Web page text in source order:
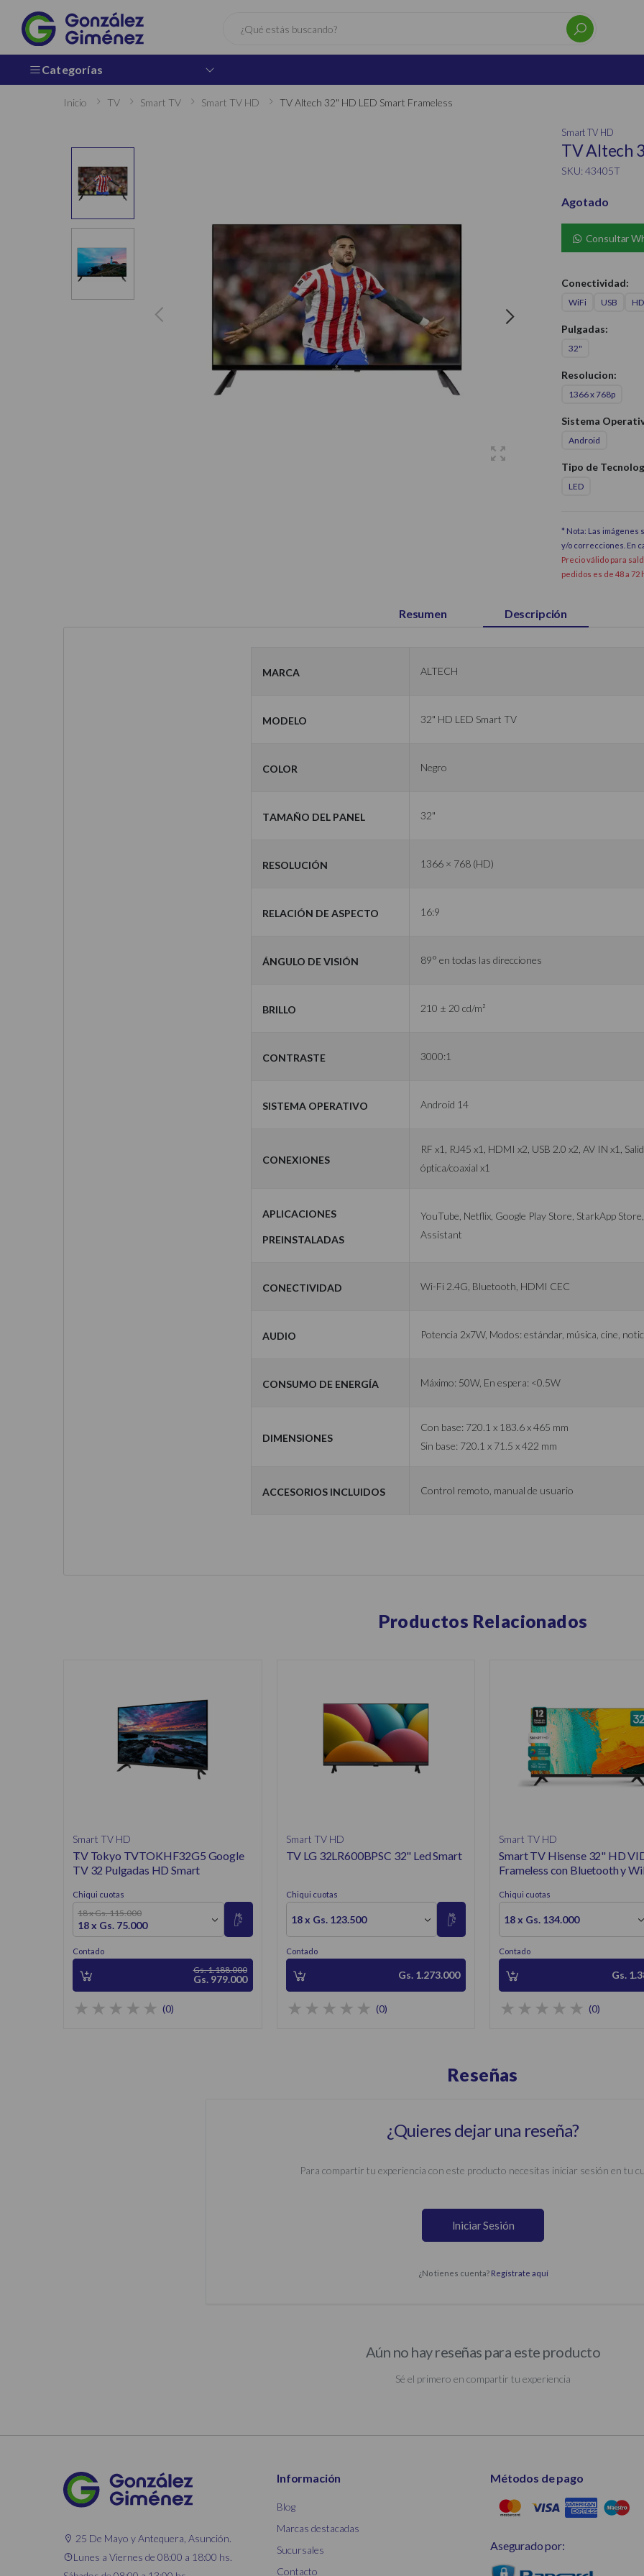
Categorías
Inicio TV Smart TV Smart TV HD TV Altech 32" HD LED Smart Frameless
Smart TV HD
TV Altech
SKU: 43405T
Agotado
Consultar
Conectividad:
WiFi USB
Pulgadas:
32"
Resolucion:
1366 x 768p
Sistema
Android
Tipo de
LED
* Nota: Las
y/o correcciones. En
Precio válido para
pedidos es de 48 a 72
Resumen Descripción
Marca ALTECH
Modelo 32" HD LED Smart TV
Color Negro
Tamaño del Panel 32"
Resolución 1366 × 768 (HD)
Relación de Aspecto 16:9
Ángulo de Visión 89° en todas las direcciones
Brillo 210 ± 20 cd/m²
Contraste 3000:1
Sistema Operativo Android 14
Conexiones
RF x1, RJ45 x1, HDMI x2, USB 2.0 x2, AV IN x1,
óptica/coaxial x1
Aplicaciones
Preinstaladas
YouTube, Netflix, Google Play Store, StarkApp
Assistant
Conectividad Wi-Fi 2.4G, Bluetooth, HDMI CEC
Audio Potencia 2x7W, Modos: estándar, música, cine,
Consumo de Energía Máximo: 50W, En espera: <0.5W
Dimensiones
Con base: 720.1 x 183.6 x 465 mm
Sin base: 720.1 x 71.5 x 422 mm
Accesorios Incluidos Control remoto, manual de usuario
Productos Relacionados
Smart TV HD
TV Tokyo TVTOKHF32G5 Google
TV 32 Pulgadas HD Smart
Chiqui cuotas
18 x Gs. 115.000
18 x Gs. 75.000
Contado
Gs. 1.188.000
Gs. 979.000
(0)
Smart TV HD
TV LG 32LR600BPSC 32" Led Smart
Chiqui cuotas
18 x Gs. 123.500
Contado
Gs. 1.273.000
(0)
Smart TV HD
Smart TV Hisense 32" HD
Frameless con Bluetooth y
Chiqui cuotas
18 x Gs. 134.000
Contado
Gs.
(0)
Reseñas
¿Quieres dejar una reseña?
Para compartir tu experiencia con este producto necesitas iniciar sesión en tu
Iniciar Sesión
¿No tienes cuenta? Regístrate aquí
Aún no hay reseñas para este producto
Sé el primero en compartir tu experiencia
25 De Mayo y Antequera, Asunción.
Lunes a Viernes de 08:00 a 18:00 hs.
Información
Blog
Marcas destacadas
Sucursales
Contacto
Métodos de pago
Asegurado por: